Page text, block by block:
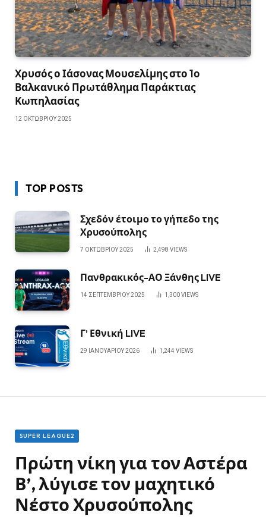
Χρυσός ο Ιάσονας Μουσελίμης στο 1ο
Βαλκανικό Πρωτάθλημα Παράκτιας
Κωπηλασίας
12 ΟΚΤΩΒΡΊΟΥ 2025
TOP POSTS
Σχεδόν έτοιμο το γήπεδο της
Χρυσούπολης
7 ΟΚΤΩΒΡΊΟΥ 2025 2,498 VIEWS
Πανθρακικός-ΑΟ Ξάνθης LIVE
14 ΣΕΠΤΕΜΒΡΊΟΥ 2025 1,300VIEWS
Γ’ Εθνική LIVE
29 ΙΑΝΟΥΑΡΊΟΥ 2026 1,244 VIEWS
SUPER LEAGUE2
Πρώτη νίκη για τον Αστέρα
Β’, λύγισε τον μαχητικό
Νέστο Χρυσούπολης